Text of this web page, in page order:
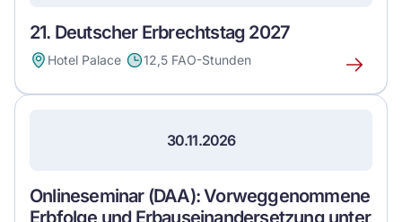
21. Deutscher Erbrechtstag 2027
Hotel Palace 12,5 FAO-Stunden
Erfahre
mehr
30.11.2026
Onlineseminar (DAA): Vorweggenommene
Erbfolge und Erbauseinandersetzung unter